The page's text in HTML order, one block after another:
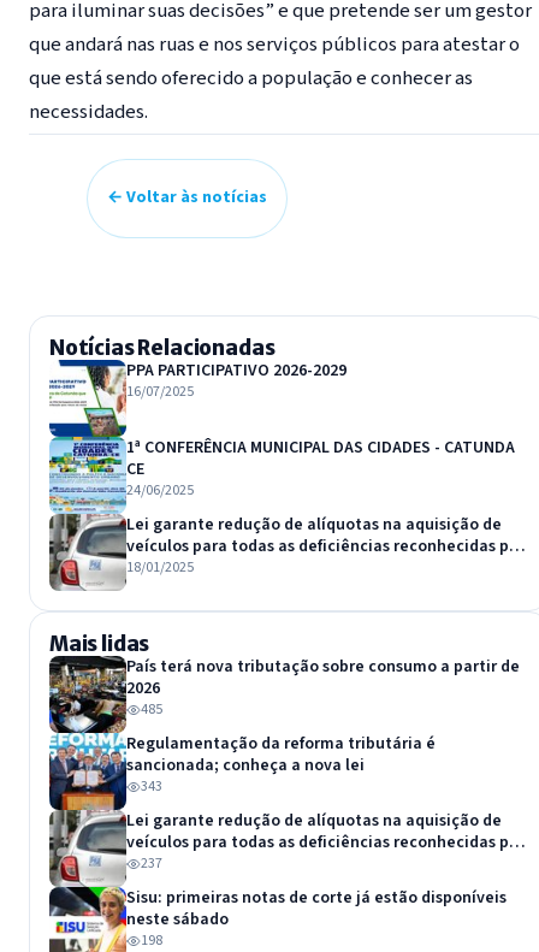
para iluminar suas decisões” e que pretende ser um gestor
que andará nas ruas e nos serviços públicos para atestar o
que está sendo oferecido a população e conhecer as
necessidades.
← Voltar às notícias
Notícias Relacionadas
PPA PARTICIPATIVO 2026-2029
16/07/2025
1ª CONFERÊNCIA MUNICIPAL DAS CIDADES - CATUNDA
CE
24/06/2025
Lei garante redução de alíquotas na aquisição de
veículos para todas as deficiências reconhecidas por
lei
18/01/2025
Mais lidas
País terá nova tributação sobre consumo a partir de
2026
485
Regulamentação da reforma tributária é
sancionada; conheça a nova lei
343
Lei garante redução de alíquotas na aquisição de
veículos para todas as deficiências reconhecidas por
lei237
Sisu: primeiras notas de corte já estão disponíveis
neste sábado
198